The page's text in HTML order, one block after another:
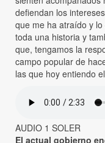
defiendan los
que me ha atraído y
toda una historia y
que, tengamos la
campo popular de
las que hoy entiendo
AUDIO 1 SOLER
El actual gobierno